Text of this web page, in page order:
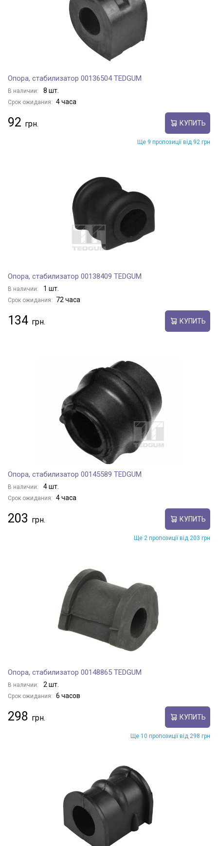
Опора, стабилизатор 00136504 TEDGUM
В наличии: 8 шт.
Срок ожидания: 4 часа
92 КУПИТЬ
Ще 9 пропозиції від 92 грн
Опора, стабилизатор 00138409 TEDGUM
В наличии: 1 шт.
Срок ожидания: 72 часа
134 КУПИТЬ
Опора, стабилизатор 00145589 TEDGUM
В наличии: 4 шт.
Срок ожидания: 4 часа
203 КУПИТЬ
Ще 2 пропозиції від 203 грн
Опора, стабилизатор 00148865 TEDGUM
В наличии: 2 шт.
Срок ожидания: 6 часов
298 КУПИТЬ
Ще 10 пропозиції від 298 грн